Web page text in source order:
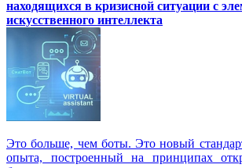
находящихся в кризисной ситуации с
искусственного интеллекта
Это больше, чем боты. Это новый
опыта, построенный на принципах